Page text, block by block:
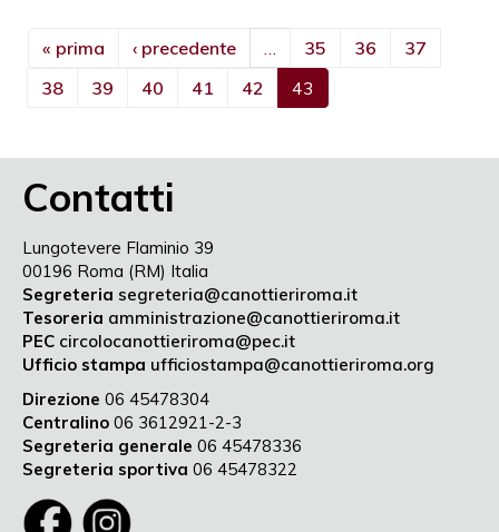
« prima ‹ precedente … 35 36
37
38
39 40 41 42 43
Contatti
Lungotevere Flaminio 39
00196 Roma (RM) Italia
Segreteria segreteria@canottieriroma.it
Tesoreria amministrazione@canottieriroma.it
PEC circolocanottieriroma@pec.it
Ufficio stampa ufficiostampa@canottieriroma.org
Direzione 06 45478304
Centralino 06 3612921-2-3
Segreteria generale 06 45478336
Segreteria sportiva 06 45478322